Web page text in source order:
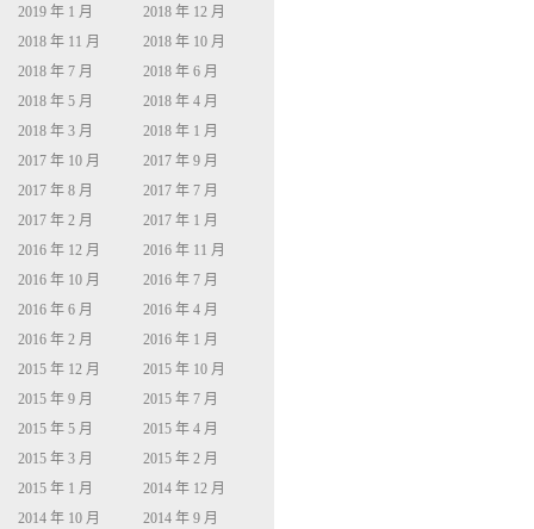
2019 年 1 月
2018 年 12 月
2018 年 11 月
2018 年 10 月
2018 年 7 月
2018 年 6 月
2018 年 5 月
2018 年 4 月
2018 年 3 月
2018 年 1 月
2017 年 10 月
2017 年 9 月
2017 年 8 月
2017 年 7 月
2017 年 2 月
2017 年 1 月
2016 年 12 月
2016 年 11 月
2016 年 10 月
2016 年 7 月
2016 年 6 月
2016 年 4 月
2016 年 2 月
2016 年 1 月
2015 年 12 月
2015 年 10 月
2015 年 9 月
2015 年 7 月
2015 年 5 月
2015 年 4 月
2015 年 3 月
2015 年 2 月
2015 年 1 月
2014 年 12 月
2014 年 10 月
2014 年 9 月